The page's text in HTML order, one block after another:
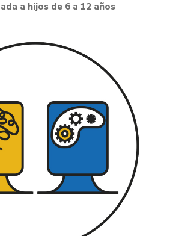
a hijos de 6 a 12 años